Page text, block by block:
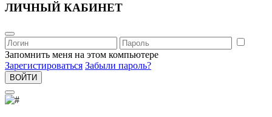
ЛИЧНЫЙ КАБИНЕТ
Запомнить меня на этом компьютере
Зарегистироваться Забыли пароль?
ВОЙТИ